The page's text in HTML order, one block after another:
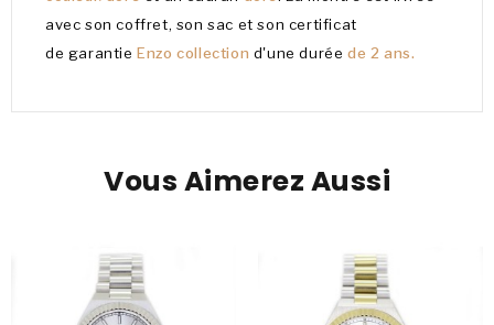
avec son coffret, son sac et son certificat
de garantieEnzo collection d'une duréede 2 ans.
Vous Aimerez Aussi